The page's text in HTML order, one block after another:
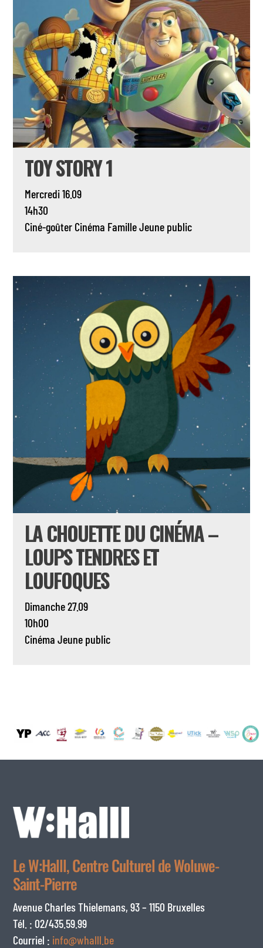
TOY STORY 1
Mercredi 16.09
14h30
Ciné-goûter Cinéma FamilleJeune public
LA CHOUETTE DU CINÉMA –
LOUPS TENDRES ET
LOUFOQUES
Dimanche 27.09
10h00
Cinéma Jeune public
Le W:Halll, Centre Culturel de Woluwe-
Saint-Pierre
Avenue Charles Thielemans, 93 – 1150 Bruxelles
Tél. : 02/435.59.99
Courriel : info@whalll.be